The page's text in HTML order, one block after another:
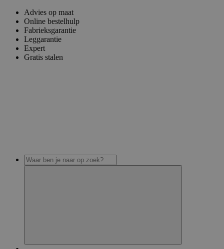
Advies op maat
Online bestelhulp
Fabrieksgarantie
Leggarantie
Expert
Gratis stalen